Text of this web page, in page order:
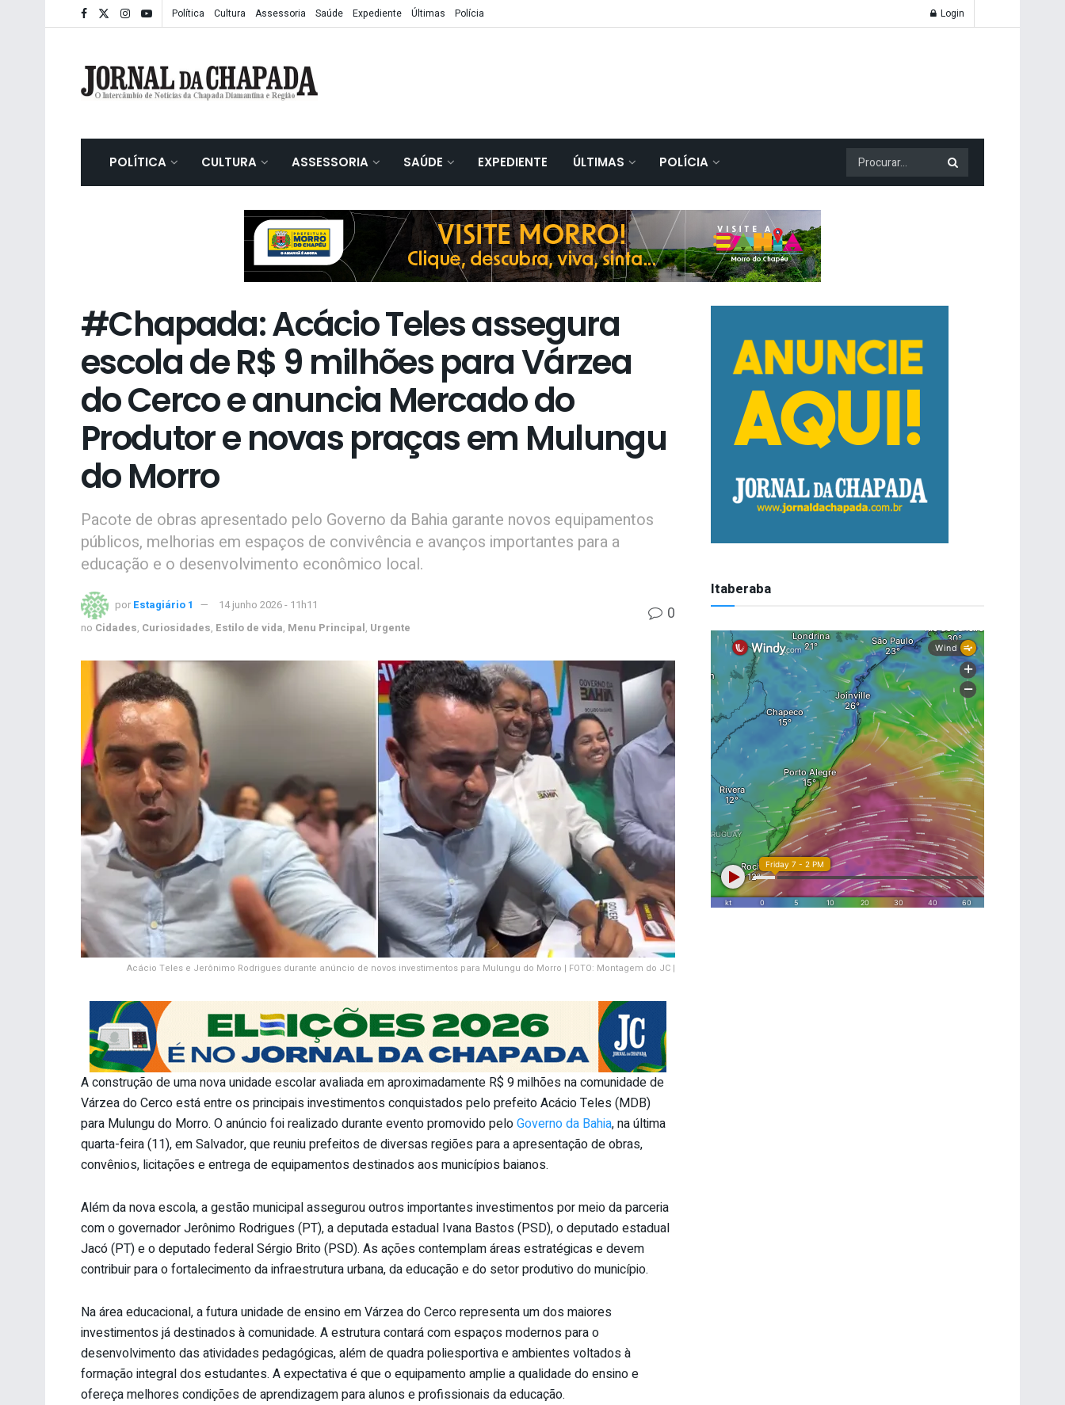
Política Cultura Assessoria Saúde Expediente Últimas Polícia Login
POLÍTICA CULTURA ASSESSORIA SAÚDE EXPEDIENTE ÚLTIMAS POLÍCIA
#Chapada: Acácio Teles assegura
escola de R$ 9 milhões para Várzea
do Cerco e anuncia Mercado do
Produtor e novas praças em Mulungu
do Morro
Pacote de obras apresentado pelo Governo da Bahia garante novos equipamentos
públicos, melhorias em espaços de convivência e avanços importantes para a
educação e o desenvolvimento econômico local.
por Estagiário 1
14 junho 2026 - 11h11
no Cidades, Curiosidades, Estilo de vida, Menu Principal, Urgente
0
Acácio Teles e Jerônimo Rodrigues durante anúncio de novos investimentos para Mulungu do Morro | FOTO: Montagem do JC |
A construção de uma nova unidade escolar avaliada em aproximadamente R$ 9 milhões na comunidade de
Várzea do Cerco está entre os principais investimentos conquistados pelo prefeito Acácio Teles (MDB)
para Mulungu do Morro. O anúncio foi realizado durante evento promovido peloGoverno da Bahia, na última
quarta-feira (11), em Salvador, que reuniu prefeitos de diversas regiões para a apresentação de obras,
convênios, licitações e entrega de equipamentos destinados aos municípios baianos.
Além da nova escola, a gestão municipal assegurou outros importantes investimentos por meio da parceria
com o governador Jerônimo Rodrigues (PT), a deputada estadual Ivana Bastos (PSD), o deputado estadual
Jacó (PT) e o deputado federal Sérgio Brito (PSD). As ações contemplam áreas estratégicas e devem
contribuir para o fortalecimento da infraestrutura urbana, da educação e do setor produtivo do município.
Na área educacional, a futura unidade de ensino em Várzea do Cerco representa um dos maiores
investimentos já destinados à comunidade. A estrutura contará com espaços modernos para o
desenvolvimento das atividades pedagógicas, além de quadra poliesportiva e ambientes voltados à
formação integral dos estudantes. A expectativa é que o equipamento amplie a qualidade do ensino e
ofereça melhores condições de aprendizagem para alunos e profissionais da educação.
Itaberaba